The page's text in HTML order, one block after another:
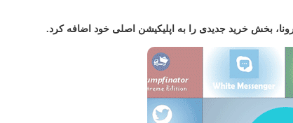
بخش خرید جدیدی را به اپلیكیشن اصلی خود اضافه كرد.